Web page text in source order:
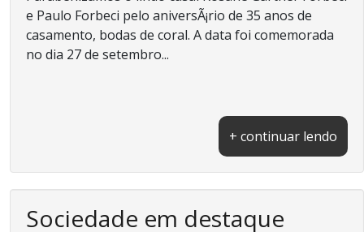
e Paulo Forbeci pelo aniversÃ¡rio de 35 anos de
casamento, bodas de coral. A data foi comemorada
no dia 27 de setembro...
+ continuar lendo
Sociedade em destaque